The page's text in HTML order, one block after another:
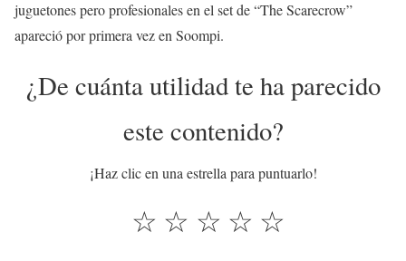
a
:
a
k
H
juguetones pero profesionales en el set de “The Scarecrow”
apareció por primera vez en Soompi.
¿De cuánta utilidad te ha parecido
este contenido?
¡Haz clic en una estrella para puntuarlo!
☆
☆
☆
☆
☆